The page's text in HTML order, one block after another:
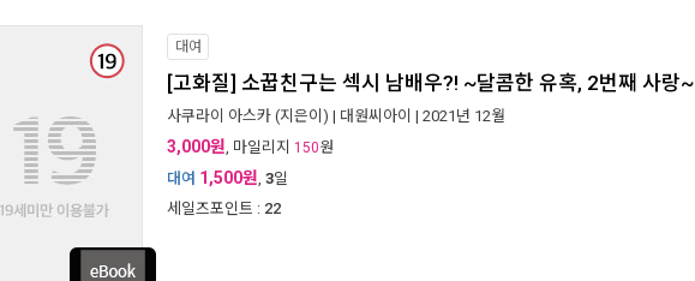
대여
[고화질] 소꿉친구는 섹시 남배우?! ~달콤한 유혹, 2번째 사랑~
사쿠라이 아스카 (지은이) | 대원씨아이 | 2021년 12월
3,000원, 마일리지 150원
대여 1,500원, 3일
세일즈포인트 : 22